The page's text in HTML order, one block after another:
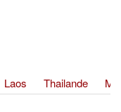
Laos Thailande